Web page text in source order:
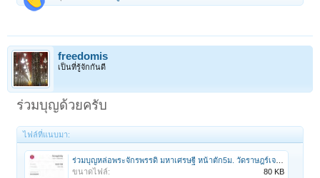
freedomis
เป็นที่รู้จักกันดี
ร่วมบุญด้วยครับ
ไฟล์ที่แนบมา:
ขนาดไฟล์:
80 KB